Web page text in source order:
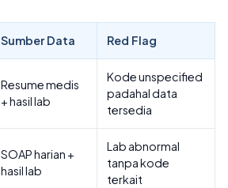
Sumber Data Red Flag
Resume medis
+ hasil lab
Kode unspecified
padahal data
tersedia
SOAP harian +
hasil lab
Lab abnormal
tanpa kode
terkait